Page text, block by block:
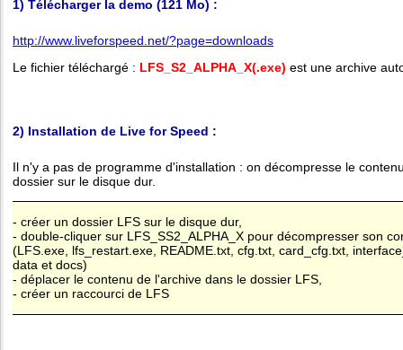
1) Télécharger la demo (121 Mo) :
http://www.liveforspeed.net/?page=downloads
Le fichier téléchargé : LFS_S2_ALPHA_X(.exe) est une archive
2) Installation de Live for Speed :
Il n'y a pas de programme d'installation : on décompresse le
dossier sur le disque dur.
- créer un dossier LFS sur le disque dur,
- double-cliquer sur LFS_SS2_ALPHA_X pour décompresser son
(LFS.exe, lfs_restart.exe, README.txt, cfg.txt, card_cfg.txt,
data et docs)
- déplacer le contenu de l'archive dans le dossier LFS,
- créer un raccourci de LFS